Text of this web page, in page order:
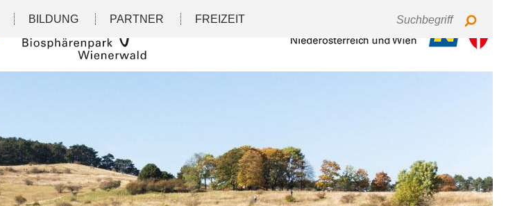
Tastaturbedienung Kontrast
BILDUNG PARTNER FREIZEIT